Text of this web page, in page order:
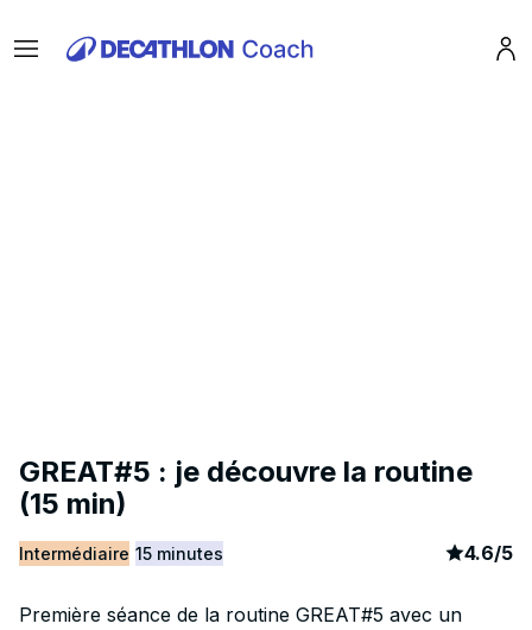
Menu
GREAT#5 : je découvre la routine
(15 min)
Intermédiaire 15 minutes article
4.6/5
Première séance de la routine GREAT#5 avec un